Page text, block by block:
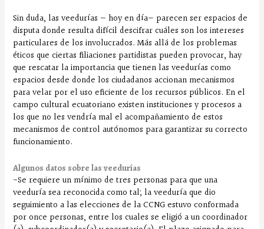
Sin duda, las veedurías — hoy en día— parecen ser espacios de
disputa donde resulta difícil descifrar cuáles son los intereses
particulares de los involucrados. Más allá de los problemas
éticos que ciertas filiaciones partidistas pueden provocar, hay
que rescatar la importancia que tienen las veedurías como
espacios desde donde los ciudadanos accionan mecanismos
para velar por el uso eficiente de los recursos públicos. En el
campo cultural ecuatoriano existen instituciones y procesos a
los que no les vendría mal el acompañamiento de estos
mecanismos de control autónomos para garantizar su correcto
funcionamiento.
Algunos datos sobre las veedurías
-Se requiere un mínimo de tres personas para que una
veeduría sea reconocida como tal; la veeduría que dio
seguimiento a las elecciones de la CCNG estuvo conformada
por once personas, entre los cuales se eligió a un coordinador